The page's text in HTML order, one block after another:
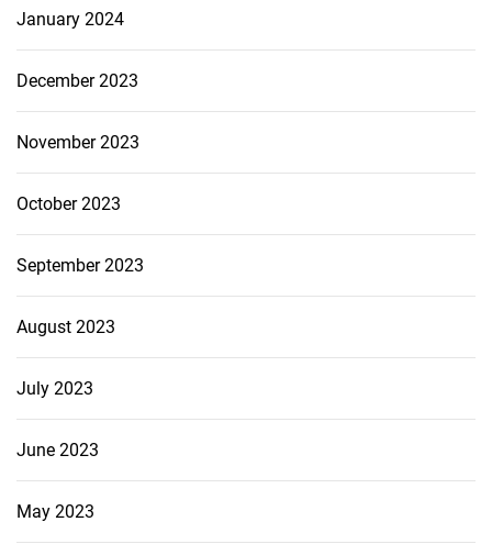
January 2024
December 2023
November 2023
October 2023
September 2023
August 2023
July 2023
June 2023
May 2023